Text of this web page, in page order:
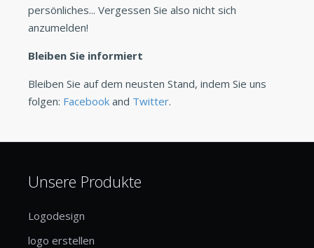
persönliches... Vergessen Sie also nicht sich
anzumelden!
Bleiben Sie informiert
Bleiben Sie auf dem neusten Stand, indem Sie uns
folgen: Facebook and Twitter.
Unsere Produkte
Logodesign
logo erstellen